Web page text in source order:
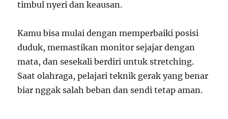
timbul nyeri dan keausan.
Kamu bisa mulai dengan memperbaiki posisi
duduk, memastikan monitor sejajar dengan
mata, dan sesekali berdiri untuk stretching.
Saat olahraga, pelajari teknik gerak yang benar
biar nggak salah beban dan sendi tetap aman.